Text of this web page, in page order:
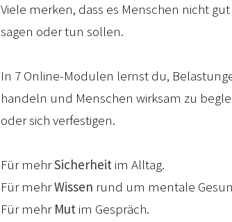
Viele merken, dass es Menschen nicht
sagen oder tun sollen.
In 7 Online-Modulen lernst du,
handeln und Menschen wirksam zu
oder sich verfestigen.
Für mehrSicherheit im Alltag.
Für mehrWissen rund um mentale
Für mehr Mut im Gespräch.